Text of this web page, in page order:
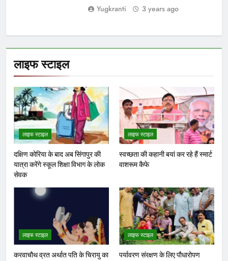
लाइफ स्टाइल
लाइफ स्टाइल
दक्षिण कोरिया के बाद अब सिंगापुर की
यात्रा करेंगे स्कूल शिक्षा विभाग के लोक
सेवक
लाइफ स्टाइल
स्वच्छता की कहानी बयां कर रहे हैं स्मार्ट
वाशरूम कैफे
लाइफ स्टाइल
करवाचौथ व्रत अर्थात पति के चिरायु का
लाइफ स्टाइल
पर्यावरण संरक्षण के लिए पौधारोपण
4 चीजें
Yugkranti 3 years ago